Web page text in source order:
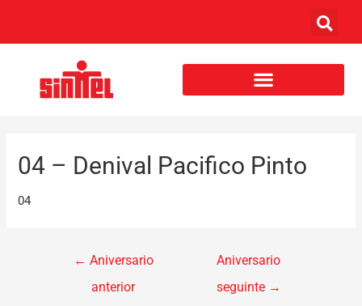
04 – Denival Pacifico Pinto
04
← Aniversario
anterior
Aniversario
seguinte →